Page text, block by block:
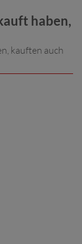
haben,
kauften auch